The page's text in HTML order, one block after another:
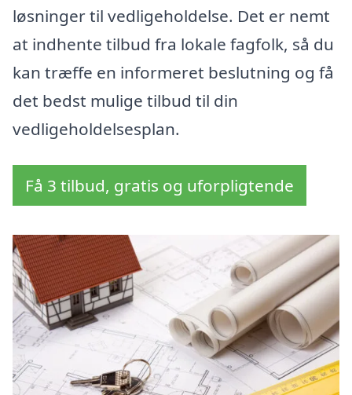
løsninger til vedligeholdelse. Det er nemt
at indhente tilbud fra lokale fagfolk, så du
kan træffe en informeret beslutning og få
det bedst mulige tilbud til din
vedligeholdelsesplan.
Få 3 tilbud, gratis og uforpligtende